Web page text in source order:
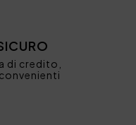
di credito,